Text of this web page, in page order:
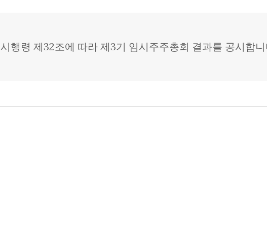
행령 제32조에 따라 제3기 임시주주총회 결과를 공시합니